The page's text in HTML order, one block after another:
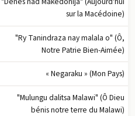
sur la Macédoine)
"Ry Tanindraza nay malala o" (Ô,
Notre Patrie Bien-Aimée)
« Negaraku » (Mon Pays)
"Mulungu dalitsa Malawi" (Ô Dieu
bénis notre terre du Malawi)